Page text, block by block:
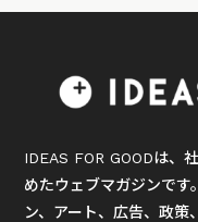
IDEAS FOR GOODは、
めたウェブマガジンです
ン、アート、広告、政策